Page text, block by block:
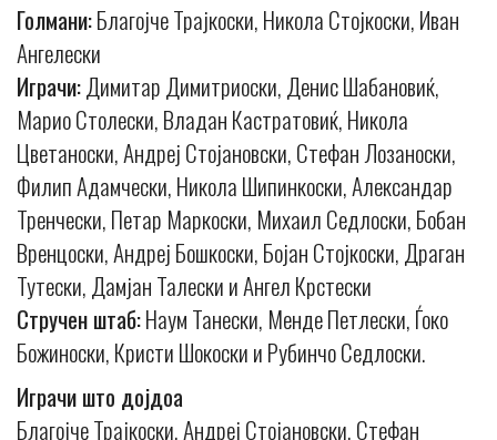
Голмани:Благојче Трајкоски, Никола Стојкоски, Иван
Ангелески
Играчи:Димитар Димитриоски, Денис Шабановиќ,
Марио Столески, Владан Кастратовиќ, Никола
Цветаноски, Андреј Стојановски, Стефан Лозаноски,
Филип Адамчески, Никола Шипинкоски, Александар
Тренчески, Петар Маркоски, Михаил Седлоски, Бобан
Вренцоски, Андреј Бошкоски, Бојан Стојкоски, Драган
Тутески, Дамјан Талески и Ангел Крстески
Стручен штаб:Наум Танески, Менде Петлески, Ѓоко
Божиноски, Кристи Шокоски и Рубинчо Седлоски.
Играчи што дојдоа
Благојче Трајкоски, Андреј Стојановски, Стефан